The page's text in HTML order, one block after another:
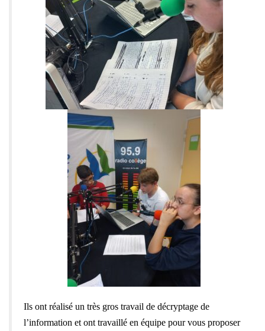
Ils ont réalisé un très gros travail de décryptage de
l’information et ont travaillé en équipe pour vous proposer